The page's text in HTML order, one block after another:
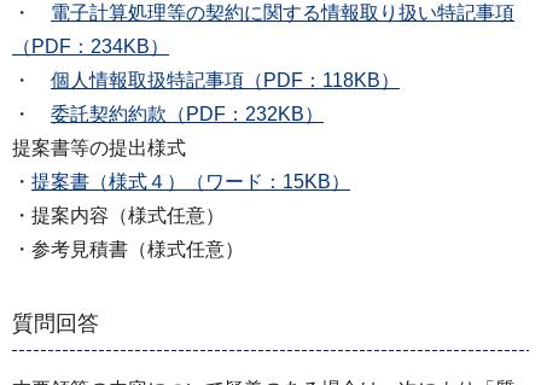
・ 電子計算処理等の契約に関する情報取り扱い特記事項
（PDF：234KB）
・ 個人情報取扱特記事項（PDF：118KB）
・ 委託契約約款（PDF：232KB）
提案書等の提出様式
・ 提案書（様式４）（ワード：15KB）
・提案内容（様式任意）
・参考見積書（様式任意）
質問回答